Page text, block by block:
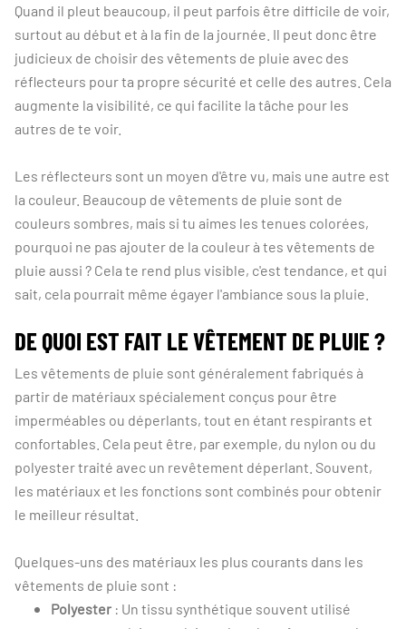
Quand il pleut beaucoup, il peut parfois être difficile de voir,
surtout au début et à la fin de la journée. Il peut donc être
judicieux de choisir des vêtements de pluie avec des
réflecteurs pour ta propre sécurité et celle des autres. Cela
augmente la visibilité, ce qui facilite la tâche pour les
autres de te voir.
Les réflecteurs sont un moyen d'être vu, mais une autre est
la couleur. Beaucoup de vêtements de pluie sont de
couleurs sombres, mais si tu aimes les tenues colorées,
pourquoi ne pas ajouter de la couleur à tes vêtements de
pluie aussi ? Cela te rend plus visible, c'est tendance, et qui
sait, cela pourrait même égayer l'ambiance sous la pluie.
DE QUOI EST FAIT LE VÊTEMENT DE PLUIE ?
Les vêtements de pluie sont généralement fabriqués à
partir de matériaux spécialement conçus pour être
imperméables ou déperlants, tout en étant respirants et
confortables. Cela peut être, par exemple, du nylon ou du
polyester traité avec un revêtement déperlant. Souvent,
les matériaux et les fonctions sont combinés pour obtenir
le meilleur résultat.
Quelques-uns des matériaux les plus courants dans les
vêtements de pluie sont :
Polyester : Un tissu synthétique souvent utilisé